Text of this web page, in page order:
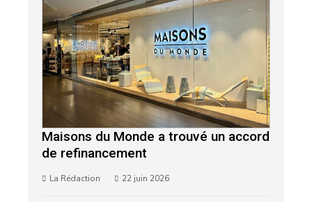
Maisons du Monde a trouvé un accord
de refinancement
La Rédaction 22 juin 2026